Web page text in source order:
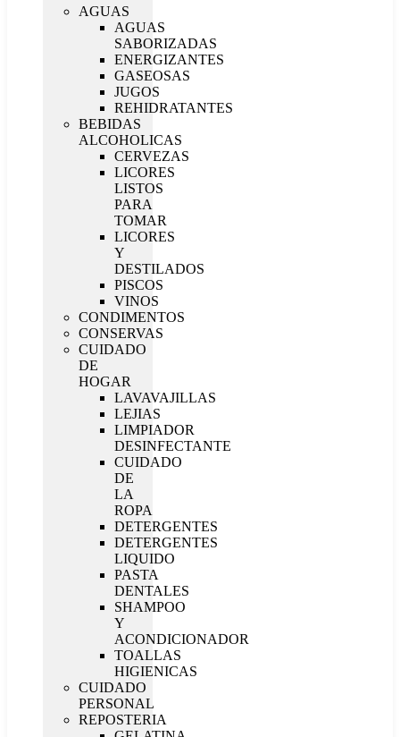
AGUAS
AGUAS
SABORIZADAS
ENERGIZANTES
GASEOSAS
JUGOS
REHIDRATANTES
BEBIDAS
ALCOHOLICAS
CERVEZAS
LICORES
LISTOS
PARA
TOMAR
LICORES
Y
DESTILADOS
PISCOS
VINOS
CONDIMENTOS
CONSERVAS
CUIDADO
DE
HOGAR
LAVAVAJILLAS
LEJIAS
LIMPIADOR
DESINFECTANTE
CUIDADO
DE
LA
ROPA
DETERGENTES
DETERGENTES
LIQUIDO
PASTA
DENTALES
SHAMPOO
Y
ACONDICIONADOR
TOALLAS
HIGIENICAS
CUIDADO
PERSONAL
REPOSTERIA